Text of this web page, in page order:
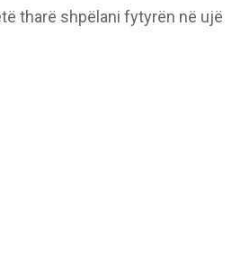
tharë shpëlani fytyrën në ujë